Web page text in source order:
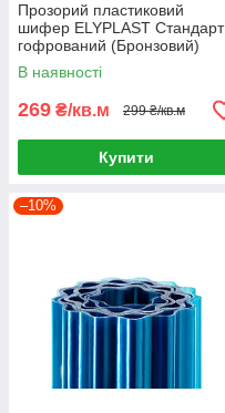
Прозорий пластиковий
шифер ELYPLAST Стандарт
гофрований (Бронзовий)
В наявності
269 ₴/кв.м 299 ₴/кв.м
Купити
–10%